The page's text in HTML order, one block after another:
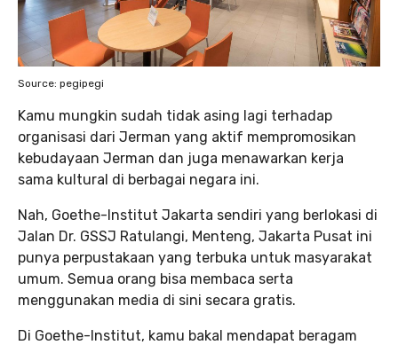
Source: pegipegi
Kamu mungkin sudah tidak asing lagi terhadap
organisasi dari Jerman yang aktif mempromosikan
kebudayaan Jerman dan juga menawarkan kerja
sama kultural di berbagai negara ini.
Nah, Goethe-Institut Jakarta sendiri yang berlokasi di
Jalan Dr. GSSJ Ratulangi, Menteng, Jakarta Pusat ini
punya perpustakaan yang terbuka untuk masyarakat
umum. Semua orang bisa membaca serta
menggunakan media di sini secara gratis.
Di Goethe-Institut, kamu bakal mendapat beragam